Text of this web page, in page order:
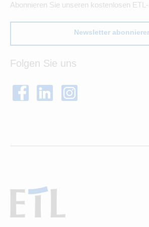
Abonnieren Sie unseren kostenlosen
Newsletter
Folgen Sie uns